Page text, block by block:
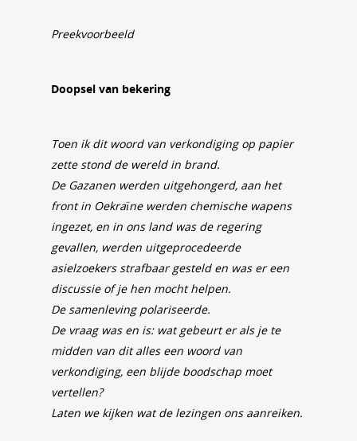
Preekvoorbeeld
Doopsel van bekering
Toen ik dit woord van verkondiging op papier
zette stond de wereld in brand.
De Gazanen werden uitgehongerd, aan het
front in Oekraïne werden chemische wapens
ingezet, en in ons land was de regering
gevallen, werden uitgeprocedeerde
asielzoekers strafbaar gesteld en was er een
discussie of je hen mocht helpen.
De samenleving polariseerde.
De vraag was en is: wat gebeurt er als je te
midden van dit alles een woord van
verkondiging, een blijde boodschap moet
vertellen?
Laten we kijken wat de lezingen ons aanreiken.